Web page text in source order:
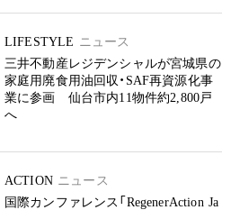
LIFESTYLE
ニュース
三井不動産レジデンシャルが宮城県の
家庭用廃食用油回収・SAF再資源化事
業に参画 仙台市内11物件約2,800戸
へ
ACTION ニュース
国際カンファレンス「RegenerAction Ja